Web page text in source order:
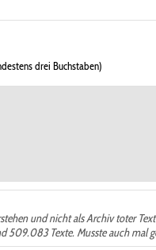
drei Buchstaben)
und nicht als Archiv toter
509.083 Texte. Musste auch mal